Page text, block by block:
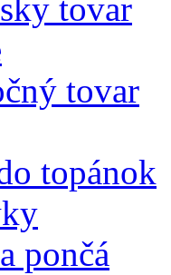
tovar
tovar
topánok
pončá